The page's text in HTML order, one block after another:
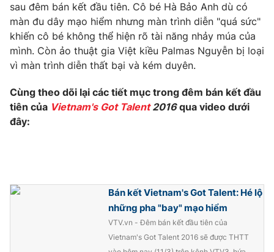
THỜI BÁO VTV
Theo dõi báo trên
Tổng Biên tập:
Vũ Thanh Thủy
Nguyễn Thị Mỹ Hạnh, Phạm Quốc Thắng,
024.38 355 931 - 024.38 355 932
sau đêm bán kết đầu tiên. Cô bé Hà Bảo Anh dù có
màn đu dây mạo hiểm nhưng màn trình diễn "quá sức"
khiến cô bé không thể hiện rõ tài năng nhảy múa của
mình. Còn ảo thuật gia Việt kiều Palmas Nguyễn bị loại
vì màn trình diễn thất bại và kém duyên.
Cùng theo dõi lại các tiết mục trong đêm bán kết đầu
tiên của Vietnam's Got Talent2016qua video dưới
đây:
Bán kết Vietnam's Got Talent: Hé lộ
những pha "bay" mạo hiểm
VTV.vn - Đêm bán kết đầu tiên của
Vietnam's Got Talent 2016 sẽ được THTT